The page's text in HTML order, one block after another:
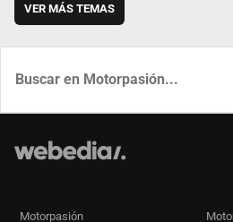
VER MÁS TEMAS
Motorpasión